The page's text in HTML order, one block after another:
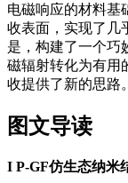
电磁响应的材料基
收表面，实现了几
是，构建了一个巧
磁辐射转化为有用
收提供了新的思路。
图文导读
I P-GF仿生态纳米